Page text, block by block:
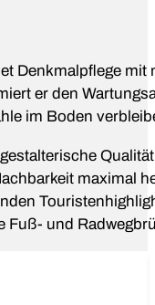
Denkmalpflege
er den
im Boden
maximal
Fuß- und